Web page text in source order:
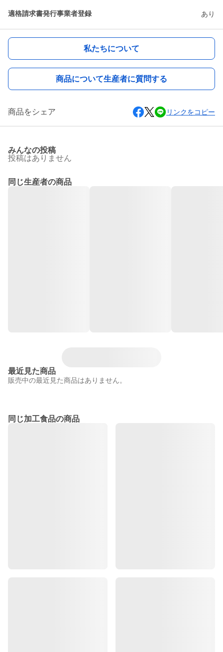
適格請求書発行事業者登録 あり
私たちについて
商品について生産者に質問する
商品をシェア リンクをコピー
みんなの投稿
投稿はありません
同じ生産者の商品
最近見た商品
販売中の最近見た商品はありません。
同じ加工食品の商品